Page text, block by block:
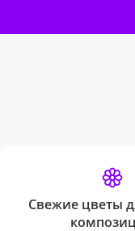
Свежие цветы